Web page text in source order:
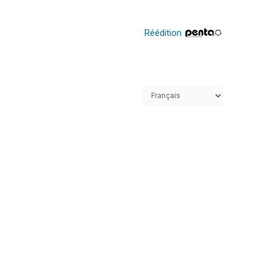
Réédition